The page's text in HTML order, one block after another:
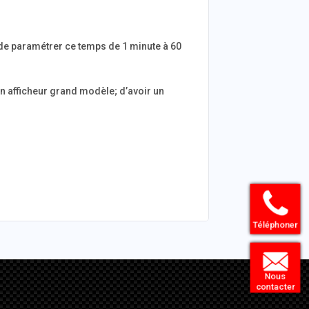
paramétrer ce temps de 1 minute à 60
afficheur grand modèle; d’avoir un
Téléphoner
Nous
contacter